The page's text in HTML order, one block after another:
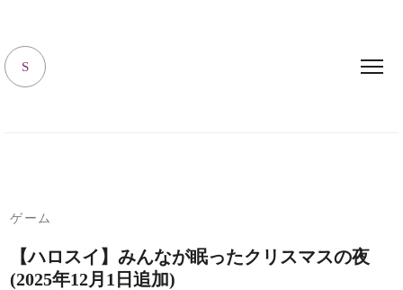
S
ゲーム
【ハロスイ】みんなが眠ったクリスマスの夜
(2025年12月1日追加)